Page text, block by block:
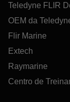
Teledyne FLIR
OEM da
Flir Marine
Extech
Raymarine
Centro de